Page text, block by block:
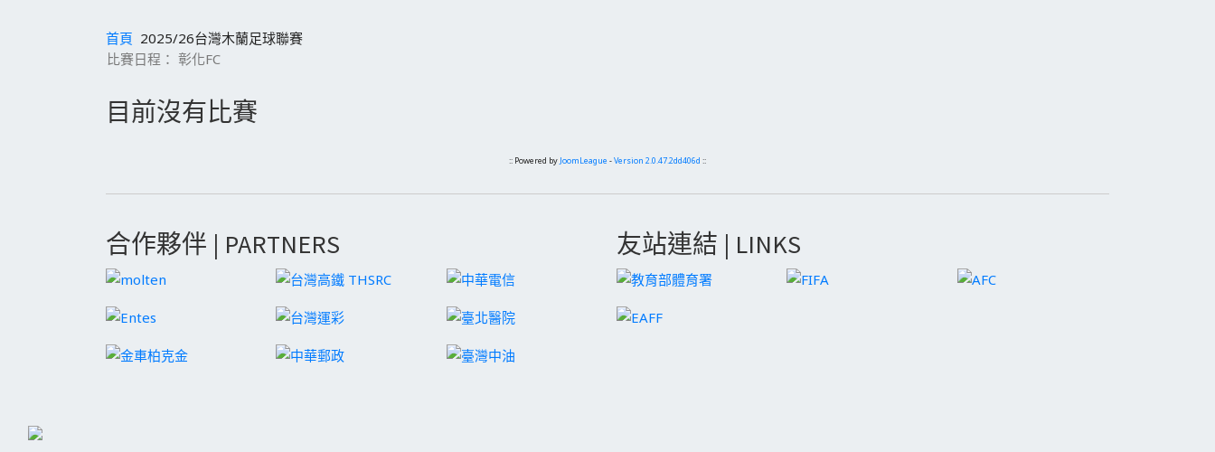
首頁 2025/26台灣木蘭足球聯賽
比賽日程： 彰化FC
目前沒有比賽
:: Powered by JoomLeague -Version 2.0.47.2dd406d ::
合作夥伴 | PARTNERS 友站連結 | LINKS